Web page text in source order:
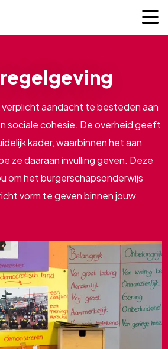
aandacht te besteden aan
sociale cohesie. De overheid geeft
kader, waarbinnen het aan
ze daaraan invulling geven. Deze
om het burgerschapsonderwijs
vorm te geven binnen jouw